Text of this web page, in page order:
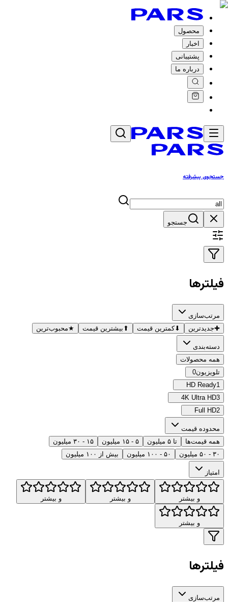
محصول
اخبار
پشتیبانی
درباره ما
جستجوی پیشرفته
جستجو
فیلترها
مرتب‌سازی
✚جدیدترین ⬇کمترین قیمت ⬆ بیشترین قیمت ★محبوب‌ترین
دسته‌بندی
همه محصولات
تلویزیون0
HD Ready1
4K Ultra HD3
Full HD2
محدوده قیمت
همه قیمت‌ها
تا ۵ میلیون ۵ - ۱۵ میلیون
۱۵ - ۳۰ میلیون
۳۰ - ۵۰ میلیون
۵۰ - ۱۰۰ میلیون بیش از ۱۰۰ میلیون
امتیاز
و بیشتر و بیشتر و بیشتر
و بیشتر
فیلترها
مرتب‌سازی